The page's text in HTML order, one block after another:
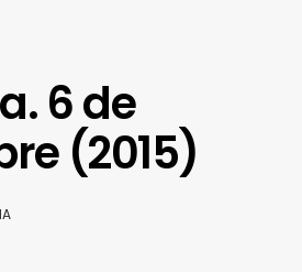
6 de
(2015)